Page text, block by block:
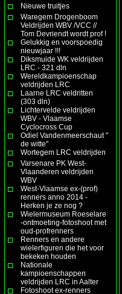
Nieuwe truitjes
Waregem Drogenboom
Veldrijden WBV /VCC //
Tom Devriendt wordt prof !
Gelukkig en voorspoedig
nieuwjaar !!!
Diksmuide WK veldrijden
LRC - 321 dln
Wereldkampioenschap
veldrijden LRC
Laarne LRC veldritten
(303 dln)
Lichtervelde veldrijden
WBV - Vlaamse
Cyclocross Cup
Odiel Vandenmeerschaut "
de witte"
Wortegem LRC veldrijden
Varsenare PK West-
Vlaanderen veldrijden
WBV
West-Vlaamse ex-(prof)
renners anno 2014 -
Herken je ze nog ?
Wielermuseum Roeselare
-ontmoeting-fotoshoot met
oud-profrenners
Renners en andere
wielerfiguren die het voor
bekeken houden
Nationale
kampioenschappen
veldrijden LRC in Aalter
Fotoshoot ex-renners